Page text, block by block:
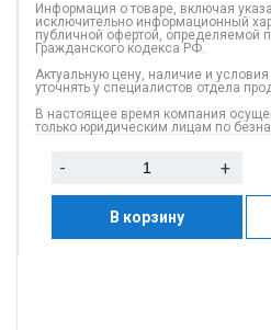
Информация о товаре, включая
исключительно информационный
публичной офертой, определяемой
Гражданского кодекса РФ.
Актуальную цену, наличие и
уточнять у специалистов отдела
В настоящее время компания
только юридическим лицам по
- +
В корзину